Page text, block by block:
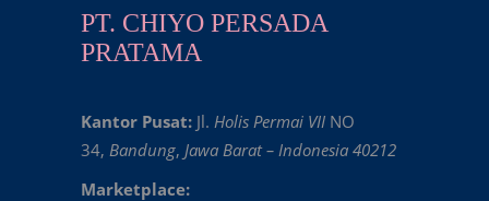
PT. CHIYO PERSADA
PRATAMA
Kantor Pusat: Jl. Holis Permai VII NO
34, Bandung, Jawa Barat – Indonesia 40212
Marketplace: